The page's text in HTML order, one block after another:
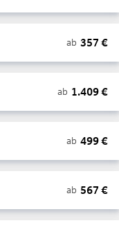
ab 357 €
ab 1.409€
ab 499€
ab 567 €